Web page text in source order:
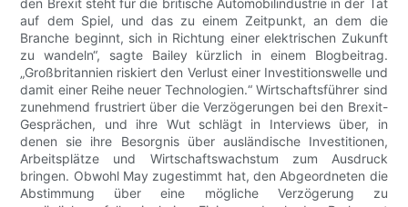
den Brexit steht für die britische Automobilindustrie in der Tat
auf dem Spiel, und das zu einem Zeitpunkt, an dem die
Branche beginnt, sich in Richtung einer elektrischen Zukunft
zu wandeln“, sagte Bailey kürzlich in einem Blogbeitrag.
„Großbritannien riskiert den Verlust einer Investitionswelle und
damit einer Reihe neuer Technologien.“ Wirtschaftsführer sind
zunehmend frustriert über die Verzögerungen bei den Brexit-
Gesprächen, und ihre Wut schlägt in Interviews über, in
denen sie ihre Besorgnis über ausländische Investitionen,
Arbeitsplätze und Wirtschaftswachstum zum Ausdruck
bringen. Obwohl May zugestimmt hat, den Abgeordneten die
Abstimmung über eine mögliche Verzögerung zu